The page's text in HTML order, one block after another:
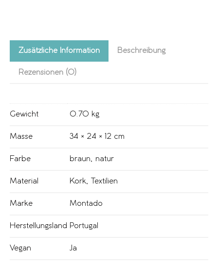
Zusätzliche Information Beschreibung
Rezensionen (0)
Gewicht 0.70 kg
Masse 34 × 24 × 12 cm
Farbe braun natur
Material Kork Textilien
Marke Montado
Herstellungsland Portugal
Vegan Ja